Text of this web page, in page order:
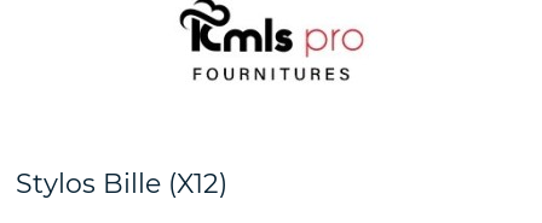
Stylos Bille (X12)